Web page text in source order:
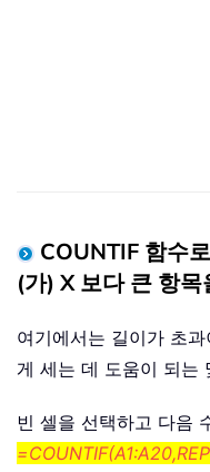
COUNTIF 함수
(가) X 보다 큰 항
여기에서는 길이가 초
게 세는 데 도움이 되는
빈 셀을 선택하고 다음